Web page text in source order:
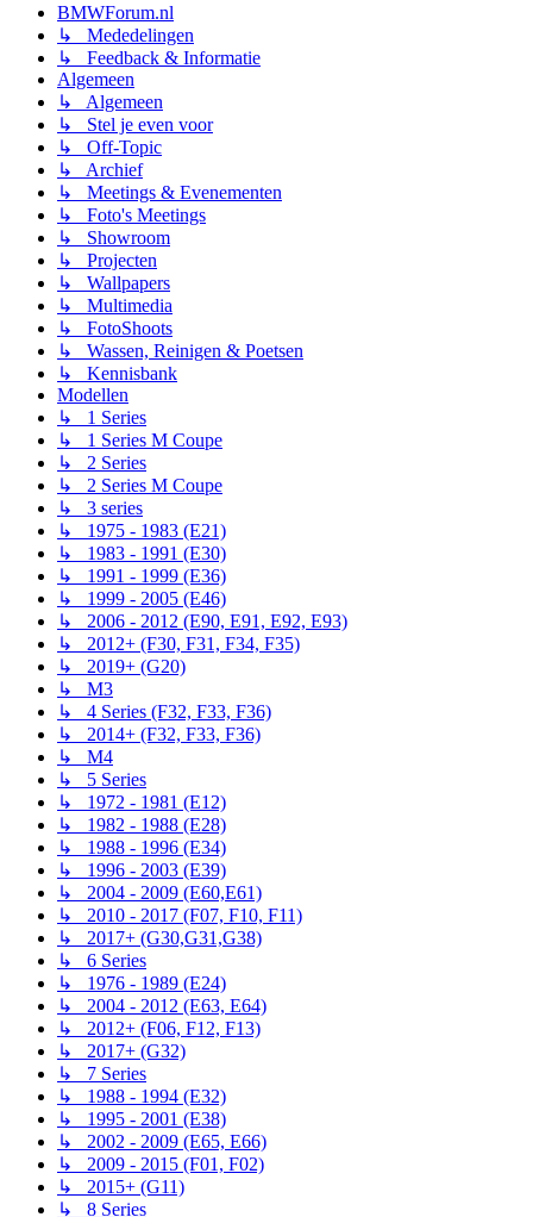
BMWForum.nl
↳ Mededelingen
↳ Feedback & Informatie
Algemeen
↳ Algemeen
↳ Stel je even voor
↳ Off-Topic
↳ Archief
↳ Meetings & Evenementen
↳ Foto's Meetings
↳ Showroom
↳ Projecten
↳ Wallpapers
↳ Multimedia
↳ FotoShoots
↳ Wassen, Reinigen & Poetsen
↳ Kennisbank
Modellen
↳ 1 Series
↳ 1 Series M Coupe
↳ 2 Series
↳ 2 Series M Coupe
↳ 3 series
↳ 1975 - 1983 (E21)
↳ 1983 - 1991 (E30)
↳ 1991 - 1999 (E36)
↳ 1999 - 2005 (E46)
↳ 2006 - 2012 (E90, E91, E92, E93)
↳ 2012+ (F30, F31, F34, F35)
↳ 2019+ (G20)
↳ M3
↳ 4 Series (F32, F33, F36)
↳ 2014+ (F32, F33, F36)
↳ M4
↳ 5 Series
↳ 1972 - 1981 (E12)
↳ 1982 - 1988 (E28)
↳ 1988 - 1996 (E34)
↳ 1996 - 2003 (E39)
↳ 2004 - 2009 (E60,E61)
↳ 2010 - 2017 (F07, F10, F11)
↳ 2017+ (G30,G31,G38)
↳ 6 Series
↳ 1976 - 1989 (E24)
↳ 2004 - 2012 (E63, E64)
↳ 2012+ (F06, F12, F13)
↳ 2017+ (G32)
↳ 7 Series
↳ 1988 - 1994 (E32)
↳ 1995 - 2001 (E38)
↳ 2002 - 2009 (E65, E66)
↳ 2009 - 2015 (F01, F02)
↳ 2015+ (G11)
↳ 8 Series